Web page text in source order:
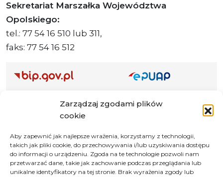
Zarządzaj zgodami plików
cookie
Aby zapewnić jak najlepsze wrażenia, korzystamy z technologii,
takich jak pliki cookie, do przechowywania i/lub uzyskiwania dostępu
do informacji o urządzeniu. Zgoda na te technologie pozwoli nam
przetwarzać dane, takie jak zachowanie podczas przeglądania lub
unikalne identyfikatory na tej stronie. Brak wyrażenia zgody lub
Sekretariat Marszałka Województwa
Opolskiego:
tel.: 77 54 16 510 lub 311,
faks: 77 54 16 512
Adres do e-Doręczeń
Polityka prywatności